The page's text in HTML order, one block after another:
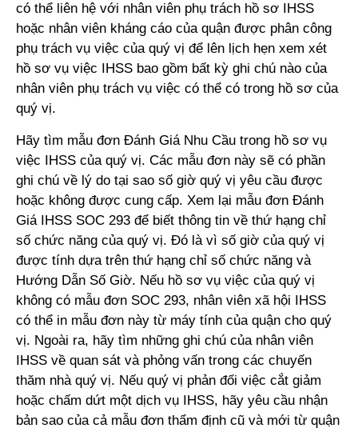
có thể liên hệ với nhân viên phụ trách hồ sơ IHSS
hoặc nhân viên kháng cáo của quận được phân công
phụ trách vụ việc của quý vị để lên lịch hẹn xem xét
hồ sơ vụ việc IHSS bao gồm bất kỳ ghi chú nào của
nhân viên phụ trách vụ việc có thể có trong hồ sơ của
quý vị.
Hãy tìm mẫu đơn Đánh Giá Nhu Cầu trong hồ sơ vụ
việc IHSS của quý vị. Các mẫu đơn này sẽ có phần
ghi chú về lý do tại sao số giờ quý vị yêu cầu được
hoặc không được cung cấp. Xem lại mẫu đơn Đánh
Giá IHSS SOC 293 để biết thông tin về thứ hạng chỉ
số chức năng của quý vị. Đó là vì số giờ của quý vị
được tính dựa trên thứ hạng chỉ số chức năng và
Hướng Dẫn Số Giờ. Nếu hồ sơ vụ việc của quý vị
không có mẫu đơn SOC 293, nhân viên xã hội IHSS
có thể in mẫu đơn này từ máy tính của quận cho quý
vị. Ngoài ra, hãy tìm những ghi chú của nhân viên
IHSS về quan sát và phỏng vấn trong các chuyến
thăm nhà quý vị. Nếu quý vị phản đối việc cắt giảm
hoặc chấm dứt một dịch vụ IHSS, hãy yêu cầu nhận
bản sao của cả mẫu đơn thẩm định cũ và mới từ quận